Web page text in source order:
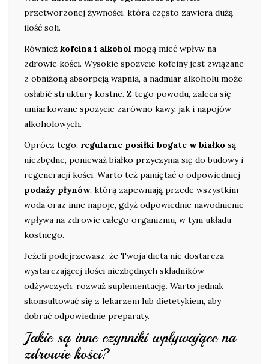
przetworzonej żywności, która często zawiera dużą
ilość soli.
Również kofeina i alkohol mogą mieć wpływ na
zdrowie kości. Wysokie spożycie kofeiny jest związane
z obniżoną absorpcją wapnia, a nadmiar alkoholu może
osłabić struktury kostne. Z tego powodu, zaleca się
umiarkowane spożycie zarówno kawy, jak i napojów
alkoholowych.
Oprócz tego, regularne posiłki bogate w białko są
niezbędne, ponieważ białko przyczynia się do budowy i
regeneracji kości. Warto też pamiętać o odpowiedniej
podaży płynów, którą zapewniają przede wszystkim
woda oraz inne napoje, gdyż odpowiednie nawodnienie
wpływa na zdrowie całego organizmu, w tym układu
kostnego.
Jeżeli podejrzewasz, że Twoja dieta nie dostarcza
wystarczającej ilości niezbędnych składników
odżywczych, rozważ suplementację. Warto jednak
skonsultować się z lekarzem lub dietetykiem, aby
dobrać odpowiednie preparaty.
Jakie są inne czynniki wpływające na
zdrowie kości?